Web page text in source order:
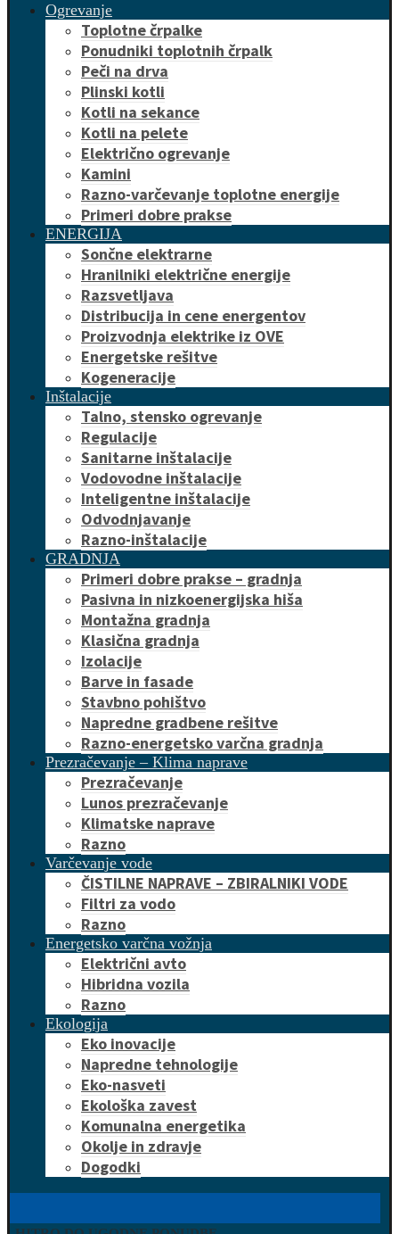
Ogrevanje
Toplotne črpalke
Ponudniki toplotnih črpalk
Peči na drva
Plinski kotli
Kotli na sekance
Kotli na pelete
Električno ogrevanje
Kamini
Razno-varčevanje toplotne energije
Primeri dobre prakse
ENERGIJA
Sončne elektrarne
Hranilniki električne energije
Razsvetljava
Distribucija in cene energentov
Proizvodnja elektrike iz OVE
Energetske rešitve
Kogeneracije
Inštalacije
Talno, stensko ogrevanje
Regulacije
Sanitarne inštalacije
Vodovodne inštalacije
Inteligentne inštalacije
Odvodnjavanje
Razno-inštalacije
GRADNJA
Primeri dobre prakse – gradnja
Pasivna in nizkoenergijska hiša
Montažna gradnja
Klasična gradnja
Izolacije
Barve in fasade
Stavbno pohištvo
Napredne gradbene rešitve
Razno-energetsko varčna gradnja
Prezračevanje – Klima naprave
Prezračevanje
Lunos prezračevanje
Klimatske naprave
Razno
Varčevanje vode
ČISTILNE NAPRAVE – ZBIRALNIKI VODE
Filtri za vodo
Razno
Energetsko varčna vožnja
Električni avto
Hibridna vozila
Razno
Ekologija
Eko inovacije
Napredne tehnologije
Eko-nasveti
Ekološka zavest
Komunalna energetika
Okolje in zdravje
Dogodki